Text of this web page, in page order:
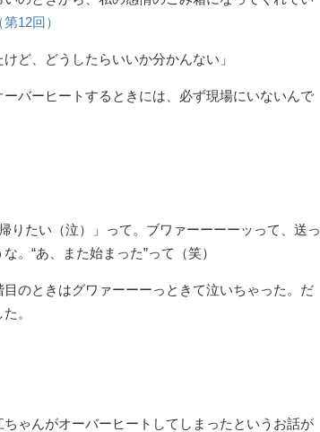
第12回）
ど、どうしたらいいか分かんない」
バーヒートするときには、必ず現場にいないんで
りたい（泣）」って。ブワァーーーーッって、送っ
。“あ、また始まった”って（笑）
のときはグワァーーーっときて泣いちゃった。だ
。
ゃんがオーバーヒートしてしまったというお話が